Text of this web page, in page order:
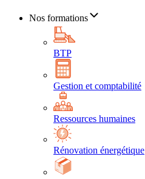
Nos formations
BTP
Gestion et comptabilité
Ressources humaines
Rénovation énergétique